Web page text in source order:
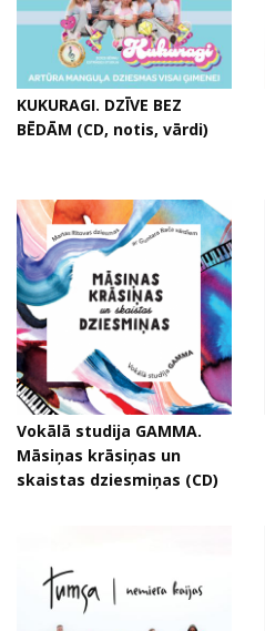
KUKURAGI. DZĪVE BEZ
BĒDĀM (CD, notis, vārdi)
Vokālā studija GAMMA.
Māsiņas krāsiņas un
skaistas dziesmiņas (CD)